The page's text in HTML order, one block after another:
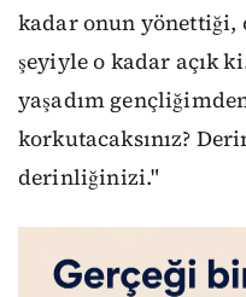
kadar onun
şeyiyle o kadar açık
yaşadım
korkutacaksınız?
derinliğinizi."